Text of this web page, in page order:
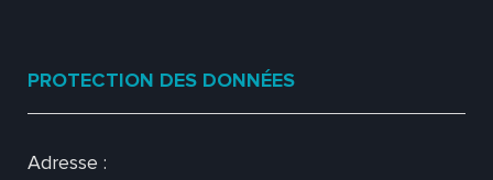
PROTECTION DES DONNÉES
Adresse :